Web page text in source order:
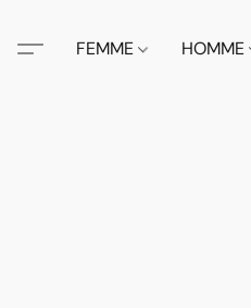
FEMME HOMME